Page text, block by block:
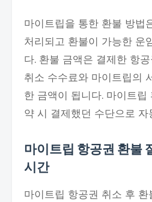
마이트립을 통한 환불 방법
처리되고 환불이 가능한 운
다. 환불 금액은 결제한 항
취소 수수료와 마이트립의
한 금액이 됩니다. 마이트립
약 시 결제했던 수단으로 자
마이트립 항공권 환불
시간
마이트립 항공권 취소 후